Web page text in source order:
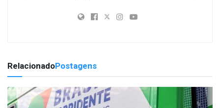
RelacionadoPostagens